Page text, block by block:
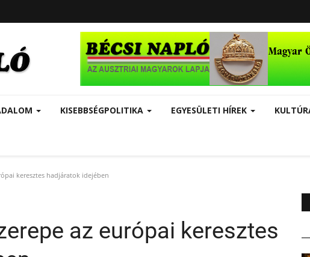
KISEBBSÉGPOLITIKA EGYESÜLETI HÍREK
keresztes hadjáratok idejében
az európai keresztes